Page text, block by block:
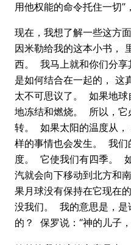
用他权能的命令托住一切”
现在，我想了解一些这方
因米勒给我的这本小书，
西。 我马上就和你们分享
是如何结合在一起的，
太不可思议了。 如果地
地冻结和燃烧。 所以，它
转。 如果太阳的温度从
样的事情也会发生。 我
度。 它使我们有四季。
汽就会向下移动到北方和
果月球没有保持在它现在
没我们。 我的意思是，是
的？ 保罗说：“神的儿子